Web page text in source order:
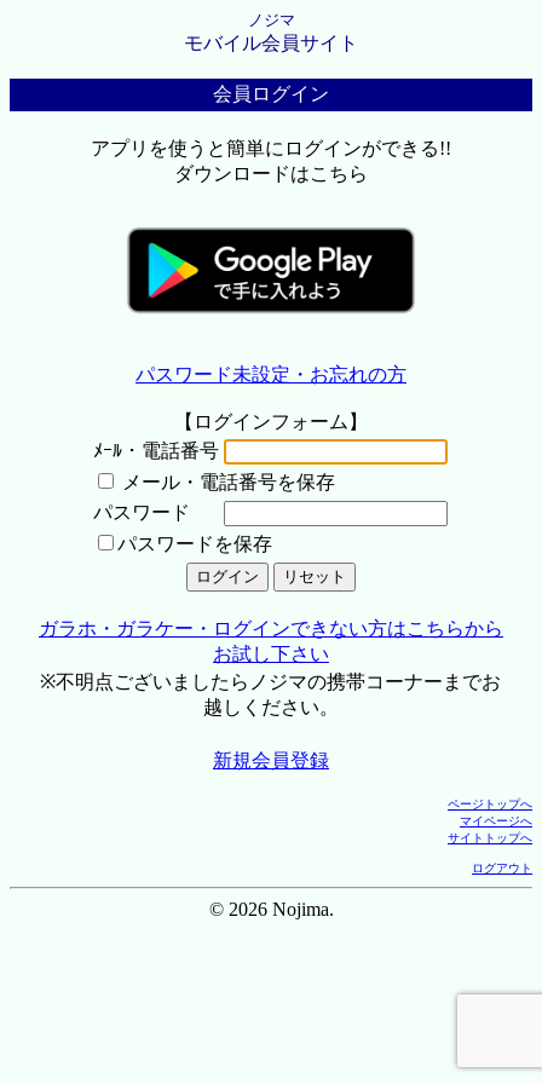
ノジマ
モバイル会員サイト
会員ログイン
アプリを使うと簡単にログインができる!!
ダウンロードはこちら
パスワード未設定・お忘れの方
【ログインフォーム】
ﾒｰﾙ・電話番号
メール・電話番号を保存
パスワード
パスワードを保存
ガラホ・ガラケー・ログインできない方はこちらから
お試し下さい
※不明点ございましたらノジマの携帯コーナーまでお
越しください。
新規会員登録
ページトップへ
マイページへ
サイトトップへ
ログアウト
© 2026 Nojima.